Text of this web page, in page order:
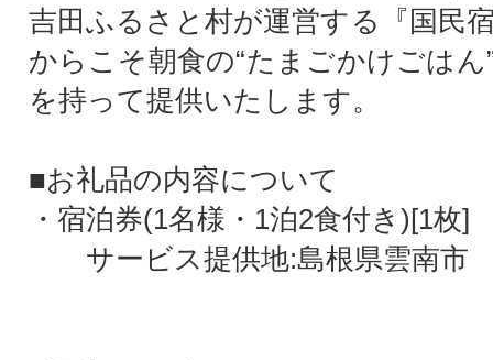
吉田ふるさと村が運営する『国民
からこそ朝食の“たまごかけごは
を持って提供いたします。
■お礼品の内容について
・宿泊券(1名様・1泊2食付き)[1枚]
サービス提供地:島根県雲南市